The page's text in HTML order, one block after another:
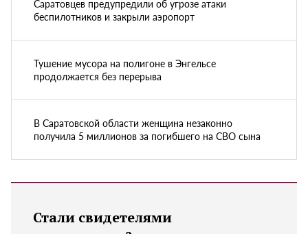
Саратовцев предупредили об угрозе атаки
беспилотников и закрыли аэропорт
Тушение мусора на полигоне в Энгельсе
продолжается без перерыва
В Саратовской области женщина незаконно
получила 5 миллионов за погибшего на СВО сына
Стали свидетелями